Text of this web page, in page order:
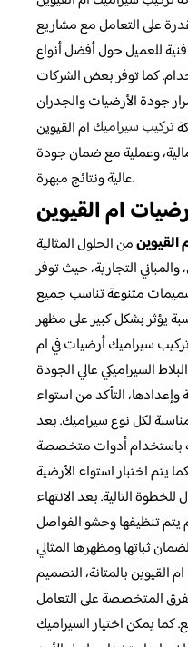
القدرة على التعامل مع مشاريع
للعميل حول أفضل أنواع
كما توفر بعض الشركات
تركيب سيراميكام القيوين
وعملية مع ضمان جودة
عالية ونتائج مبهرة.
ام القيوين
من الحلول المثالية
والمباني التجارية، حيث توفر
متنوعة تناسب جميع
يؤثر بشكل كبير على مظهر
سيراميك أرضيات في ام
وإعدادها، التأكد من استواء
لكل نوع سيراميك. بعد
باستخدام أدوات متخصصة
يتم اختبار استواء الأرضية
للخطوة التالية. بعد الانتهاء
يتم تنظيفها وحشو الفواصل
بالمتانة، التصميم
المتخصصة على التعامل
يمكن اختيار السيراميك